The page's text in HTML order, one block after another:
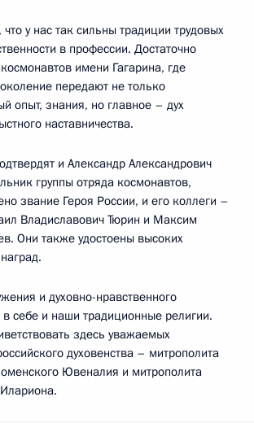
у нас так сильны традиции трудовых
в профессии. Достаточно
имени Гагарина, где
передают не только
опыт, знания, но главное – дух
наставничества.
и Александр Александрович
группы отряда космонавтов,
звание Героя России, и его коллеги –
Владиславович Тюрин и Максим
Они также удостоены высоких
и духовно-нравственного
в себе и наши традиционные религии.
здесь уважаемых
духовенства – митрополита
Ювеналия и митрополита